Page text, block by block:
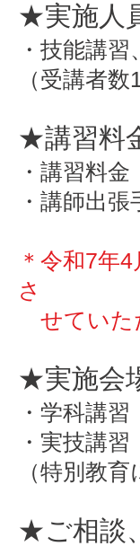
★実施人
・ 技能講習
（受講者
★講習料
・講習料
・講師出
（青森
＊令和7年
さ
せていた
★実施会
・学科講
・実技講
（特別教
★ご相談